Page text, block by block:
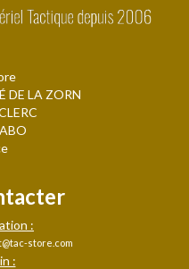
DE LA ZORN
:
store.com
: